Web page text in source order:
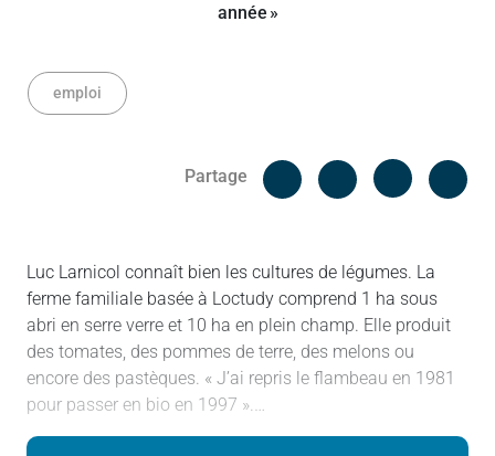
emploi
Partage
Facebook
Luc Larnicol connaît bien les cultures de légumes. La
ferme familiale basée à Loctudy comprend 1 ha sous
abri en serre verre et 10 ha en plein champ. Elle produit
des tomates, des pommes de terre, des melons ou
encore des pastèques. « J’ai repris le flambeau en 1981
pour passer en bio en 1997 ».…